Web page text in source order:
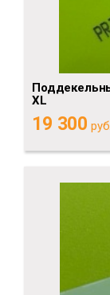
XL
19 300 руб.